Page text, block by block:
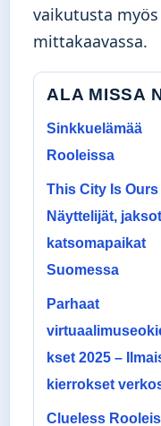
vaikutusta
mittakaavassa.
ALA MISSA
Sinkkuelämää
Rooleissa
This City Is Ours
Näyttelijät,
katsomapaikat
Suomessa
Parhaat
kset 2025 –
kierrokset
Clueless